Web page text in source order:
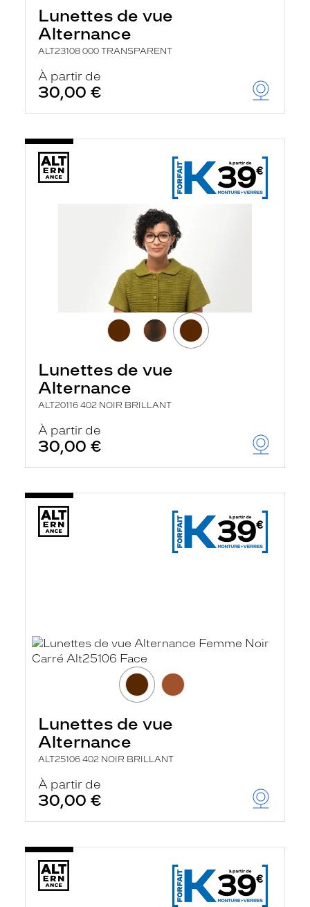
Lunettes de vue
Alternance
ALT23108 000 TRANSPARENT
À partir de
30,00 €
Lunettes de vue
Alternance
ALT20116 402 NOIR BRILLANT
À partir de
30,00 €
Lunettes de vue
Alternance
ALT25106 402 NOIR BRILLANT
À partir de
30,00 €